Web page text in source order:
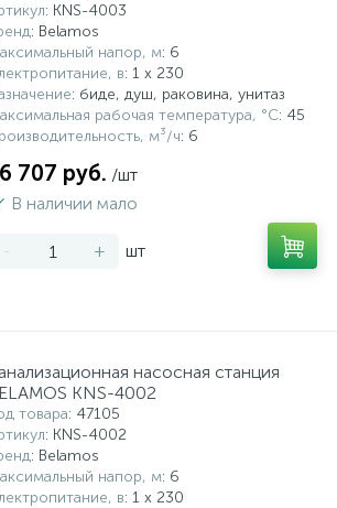
: KNS-4003
: Belamos
напор, м: 6
в: 1 x 230
: биде, душ, раковина, унитаз
рабочая температура, °С: 45
м³/ч: 6
707 руб. /шт
В наличии мало
- + шт
насосная станция
KNS-4002
товара: 47105
: KNS-4002
: Belamos
напор, м: 6
в: 1 x 230